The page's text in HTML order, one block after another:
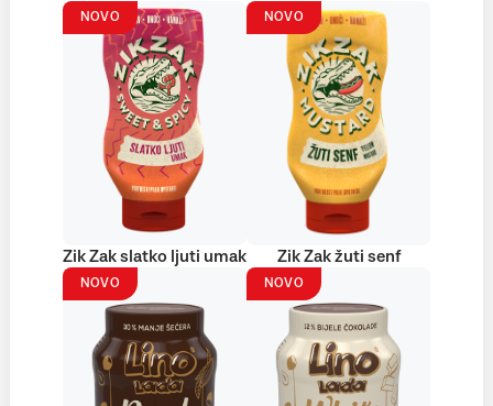
NOVO
Zik Zak slatko ljuti umak
NOVO
Zik Zak žuti senf
NOVO NOVO